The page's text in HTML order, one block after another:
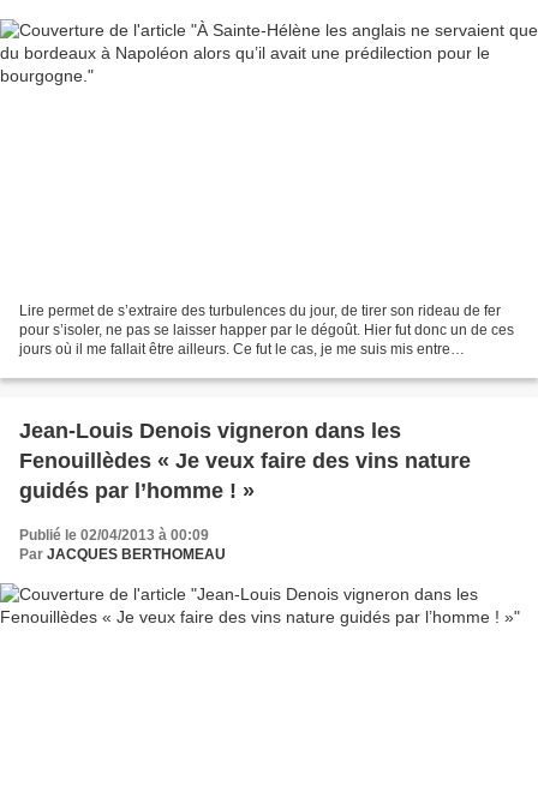
Lire permet de s’extraire des turbulences du jour, de tirer son rideau de fer
pour s’isoler, ne pas se laisser happer par le dégoût. Hier fut donc un de ces
jours où il me fallait être ailleurs. Ce fut le cas, je me suis mis entre
Jean-Louis Denois vigneron dans les
Fenouillèdes « Je veux faire des vins nature
guidés par l’homme ! »
Publié le 02/04/2013 à 00:09
Par JACQUES BERTHOMEAU